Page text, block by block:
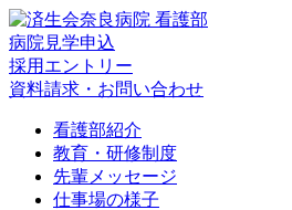
病院見学申込
採用エントリー
資料請求・お問い合わせ
看護部紹介
教育・研修制度
先輩メッセージ
仕事場の様子